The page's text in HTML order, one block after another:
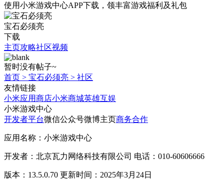
使用小米游戏中心APP下载 ，领丰富游戏福利 及礼包
宝石必须亮
下载
主页攻略社区视频
暂时没有帖子~
首页 > 宝石必须亮 > 社区
友情链接
小米应用商店小米商城英雄互娱
小米游戏中心
开发者平台微信公众号微博主页商务合作
应用名称：小米游戏中心
开发者：北京瓦力网络科技有限公司 电话：010-60606666
版本：13.5.0.70 更新时间：2025年3月24日